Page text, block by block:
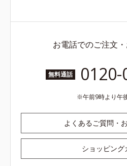
お電話でのご注文
無料通話
午前9時より午
よくあるご質問・
ショッピング